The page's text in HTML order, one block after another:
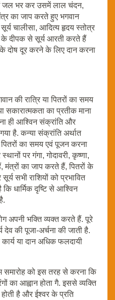
जल भर कर उसमें लाल चंदन,
का जाप करते हुए भगवान
चालीसा, आदित्य हृदय स्तोत्र
के दीपक से सूर्य आरती करते हैं
दोष दूर करने के लिए दान करना
की रात्रि या पितरों का समय
सकारात्मकता का प्रतीक माना
ही आश्विन संक्रांति और
है. कन्या संक्रांति अर्थात
का समय एवं पूजन करना
पर गंगा, गोदावरी, कृष्णा,
मंत्रों का जाप करते हैं, पितरों के
सभी राशियों को प्रभावित
धार्मिक दृष्टि से आश्विन
अपनी भक्ति व्यक्त करते हैं. पूरे
देव की पूजा-अर्चना की जाती है.
कार्य या दान अधिक फलदायी
को इस तरह से करना कि
का आह्वान होता गै. इससे व्यक्ति
है और ईश्वर के प्रति